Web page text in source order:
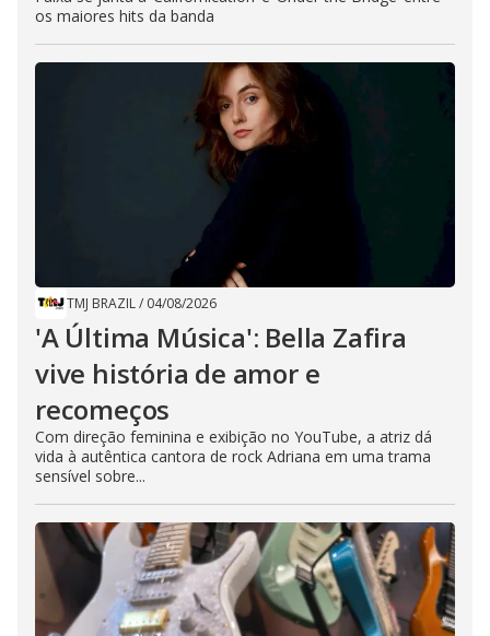
os maiores hits da banda
TMJ BRAZIL/ 04/08/2026
'A Última Música': Bella Zafira
vive história de amor e
recomeços
Com direção feminina e exibição no YouTube, a atriz dá
vida à autêntica cantora de rock Adriana em uma trama
sensível sobre...